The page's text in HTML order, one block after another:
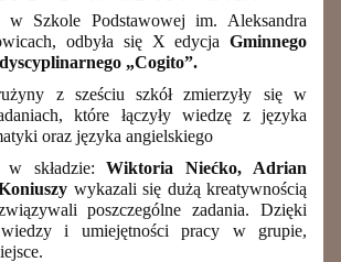
Szkole Podstawowej im. Aleksandra
odbyła się X edycja Gminnego
„Cogito”.
z sześciu szkół zmierzyły się w
które łączyły wiedzę z języka
oraz języka angielskiego
w składzie:Wiktoria Niećko, Adrian
wykazali się dużą kreatywnością
poszczególne zadania. Dzięki
wiedzy i umiejętności pracy w grupie,